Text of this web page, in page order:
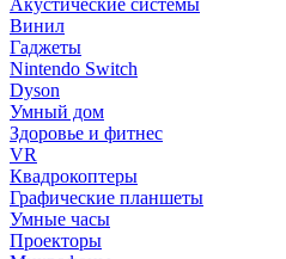
Акустические системы
Винил
Гаджеты
Nintendo Switch
Dyson
Умный дом
Здоровье и фитнес
VR
Квадрокоптеры
Графические планшеты
Умные часы
Проекторы